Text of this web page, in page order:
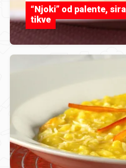
“Njoki” od palente,
tikve